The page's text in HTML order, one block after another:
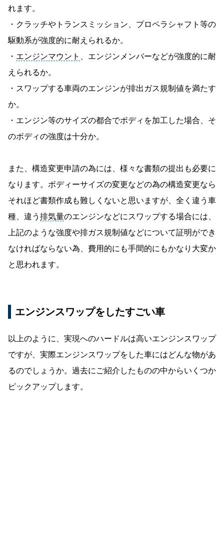
れます。
・クラッチやトランスミッション、プロペラシャフト等の
駆動系が強度的に耐えられるか。
・ エンジンマウント
、エンジンメンバーなどが強度的に耐
えられるか。
・スワップする車両のエンジンが排出ガス規制値を満たす
か。
・エンジン等のサイズの都合でボディを加工した場合、そ
のボディの強度は十分か。
また、構造変更申請の為には、様々な書類の提出も必要に
なります。ボディーサイズの変更などの為の構造変更なら
それほど書類作成も難しくないと思いますが、全く違う車
種、違う 排気量のエンジンなどにスワップする場合には、
上記のような強度や排ガス規制値などについて証明ができ
なければならない為、費用的にも手間的にもかなり大変か
と思われます。
エンジンスワップをしたすごい車
以上のように、実現へのハードルは高いエンジンスワップ
ですが、実際エンジンスワップをした車にはどんな物があ
るのでしょうか。過去にご紹介したものの中からいくつか
ピックアップします。